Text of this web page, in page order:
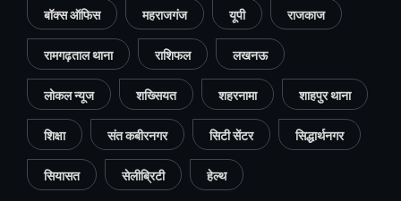
बॉक्स ऑफिस महराजगंज यूपी राजकाज
रामगढ़ताल थाना राशिफल लखनऊ
लोकल न्यूज शख्सियत शहरनामा शाहपुर थाना
शिक्षा संत कबीरनगर सिटी सेंटर सिद्धार्थनगर
सियासत सेलीब्रिटी हेल्थ